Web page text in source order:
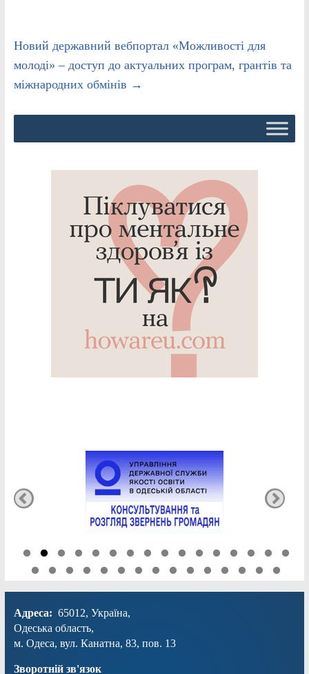
Новий державний вебпортал «Можливості для
молоді» – доступ до актуальних програм, грантів та
міжнародних обмінів →
Адреса: 65012, Україна,
Одеська область,
м. Одеса, вул. Канатна, 83, пов. 13
Зворотній зв'язок